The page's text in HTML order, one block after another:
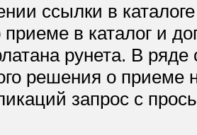
ссылки в
в каталог и
рунета. В
решения о приеме
запрос с